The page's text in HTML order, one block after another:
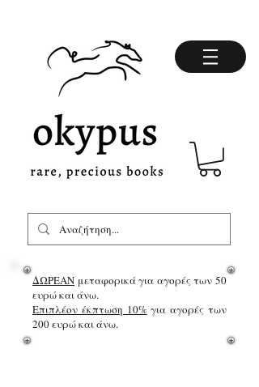
ΔΩΡΕΑΝ μεταφορικά για αγορές των 50
ευρώ και άνω.
Επιπλέον έκπτωση 10%για αγορές των
200 ευρώ και άνω.